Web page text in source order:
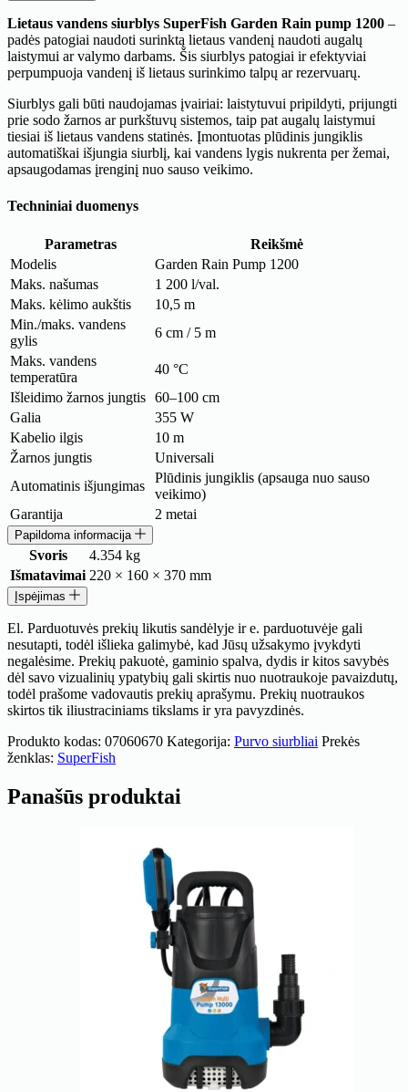
Lietaus vandens siurblys SuperFish Garden Rain pump 1200 –
padės patogiai naudoti surinktą lietaus vandenį naudoti augalų
laistymui ar valymo darbams. Šis siurblys patogiai ir efektyviai
perpumpuoja vandenį iš lietaus surinkimo talpų ar rezervuarų.
Siurblys gali būti naudojamas įvairiai: laistytuvui pripildyti, prijungti
prie sodo žarnos ar purkštuvų sistemos, taip pat augalų laistymui
tiesiai iš lietaus vandens statinės. Įmontuotas plūdinis jungiklis
automatiškai išjungia siurblį, kai vandens lygis nukrenta per žemai,
apsaugodamas įrenginį nuo sauso veikimo.
Techniniai duomenys
Parametras
Reikšmė
Modelis
Garden Rain Pump 1200
Maks. našumas
1 200 l/val.
Maks. kėlimo aukštis
10,5 m
Min./maks. vandens
gylis
6 cm / 5 m
Maks. vandens
temperatūra
40 °C
Išleidimo žarnos jungtis 60–100 cm
Galia
355 W
Kabelio ilgis
10 m
Žarnos jungtis
Universali
Automatinis išjungimas
Plūdinis jungiklis (apsauga nuo sauso
veikimo)
Garantija
2 metai
Papildoma informacija
Svoris
4.354 kg
Išmatavimai 220 × 160 × 370 mm
Įspėjimas
El. Parduotuvės prekių likutis sandėlyje ir e. parduotuvėje gali
nesutapti, todėl išlieka galimybė, kad Jūsų užsakymo įvykdyti
negalėsime. Prekių pakuotė, gaminio spalva, dydis ir kitos savybės
dėl savo vizualinių ypatybių gali skirtis nuo nuotraukoje pavaizdutų,
todėl prašome vadovautis prekių aprašymu. Prekių nuotraukos
skirtos tik iliustraciniams tikslams ir yra pavyzdinės.
Produkto kodas: 07060670 Kategorija: Purvo siurbliai Prekės
ženklas: SuperFish
Panašūs produktai